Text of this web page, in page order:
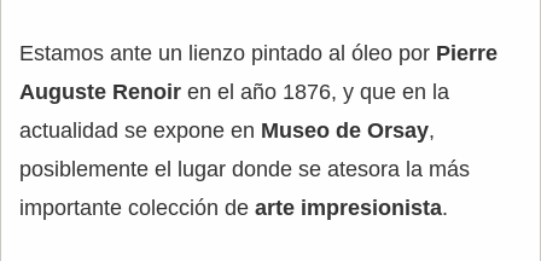
Estamos ante un lienzo pintado al óleo por Pierre
Auguste Renoir en el año 1876, y que en la
actualidad se expone en Museo de Orsay,
posiblemente el lugar donde se atesora la más
importante colección de arte impresionista.